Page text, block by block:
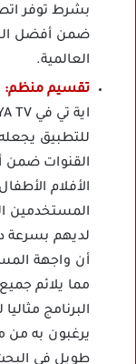
بشرط توفر
ضمن أفضل
العالمية.
تقسيم منظم:
للتطبيق
القنوات ضمن
الأفلام
المستخدمين
لديهم بسرعة
أن واجهة
مما يلائم
البرنامج
يرغبون به من
طويل في